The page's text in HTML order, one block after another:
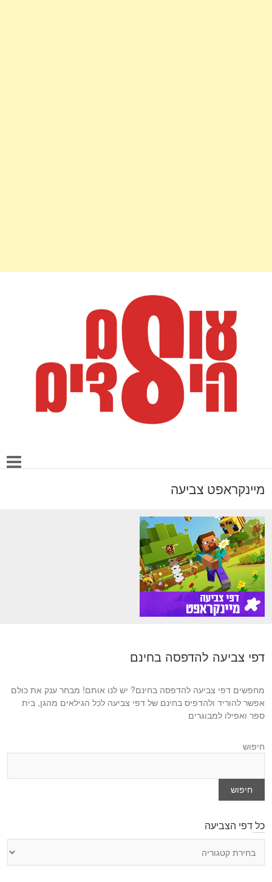
מיינקראפט צביעה
דפי צביעה להדפסה בחינם
מחפשים דפי צביעה להדפסה בחינם? יש לנו אותם! מבחר ענק את כולם
אפשר להוריד ולהדפיס בחינם של דפי צביעה לכל הגילאים מהגן, בית
ספר ואפילו למבוגרים
חיפוש
חיפוש
כל דפי הצביעה